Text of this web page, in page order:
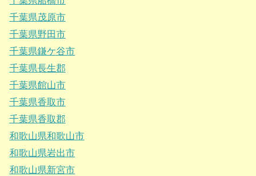
千葉県茂原市
千葉県野田市
千葉県鎌ケ谷市
千葉県長生郡
千葉県館山市
千葉県香取市
千葉県香取郡
和歌山県和歌山市
和歌山県岩出市
和歌山県新宮市